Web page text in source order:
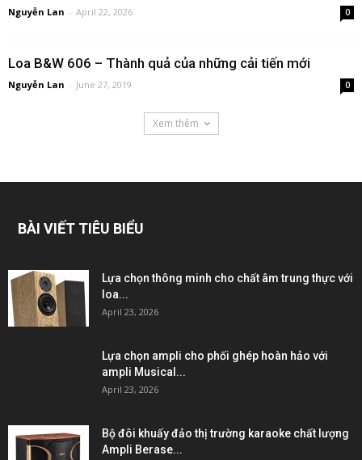
Nguyễn Lan - April 22, 2026 0
Loa B&W 606 – Thành quả của những cải tiến mới
Nguyễn Lan - June 27, 2019 0
Xem thêm
BÀI VIẾT TIÊU BIỂU
Lựa chọn thông minh cho chất âm trung thực với
loa...
April 23, 2026
Lựa chọn ampli cho phối ghép hoàn hảo với
ampli Musical...
April 23, 2026
Bộ đôi khuấy đảo thị trường karaoke chất lượng
Ampli Berase...